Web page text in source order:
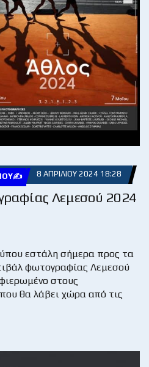
8 ΑΠΡΙΛΊΟΥ 2024 18:28
Λεμεσού 2024
εστάλη σήμερα προς τα
φωτογραφίας Λεμεσού
στους
θα λάβει χώρα από τις